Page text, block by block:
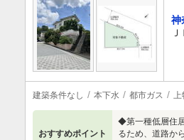
神
建築条件なし 本下水 都市ガス 上
おすすめポイント
◆第一種低層住
るため、道路か